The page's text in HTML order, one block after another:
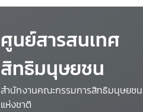
ศูนย์สารสนเทศ
สิทธิมนุษยชน
สำนักงานคณะกรรมการสิทธิมนุษยชน
แห่งชาติ